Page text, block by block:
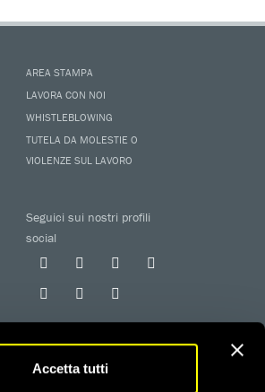
Accetta tutti
AREA STAMPA
LAVORA CON NOI
WHISTLEBLOWING
TUTELA DA MOLESTIE O
VIOLENZE SUL LAVORO
Seguici sui nostri profili
social